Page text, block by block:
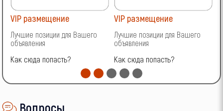
VIP размещение
Лучшие позиции для Вашего
объявления
Как сюда попасть?
VIP размещение
Лучшие позиции для Вашего
объявления
Как сюда попасть?
Вопросы